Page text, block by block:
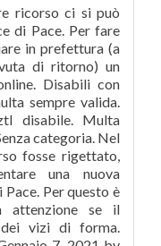
ricorso ci si può
di Pace. Per fare
in prefettura (a
di ritorno) un
Disabili con
sempre valida.
disabile. Multa
categoria. Nel
fosse rigettato,
una nuova
Per questo è
attenzione se il
vizi di forma.